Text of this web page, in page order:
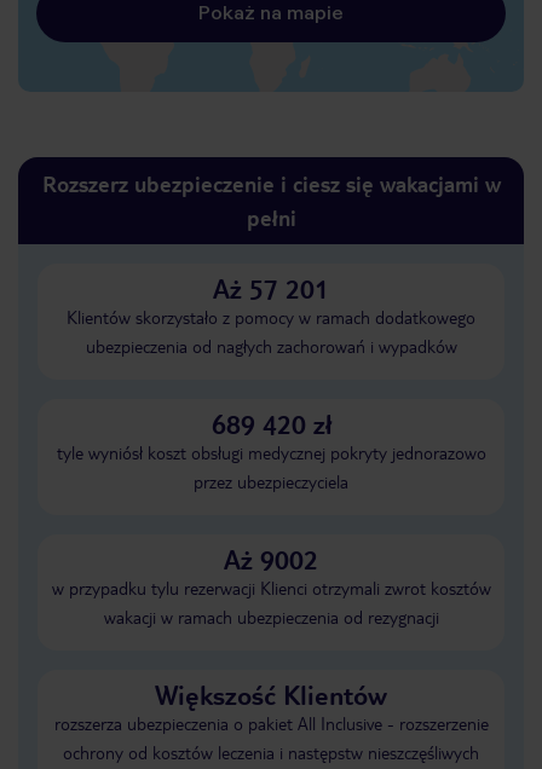
Pokaż na mapie
Rozszerz ubezpieczenie i ciesz się wakacjami w
pełni
Aż 57 201
Klientów skorzystało z pomocy w ramach dodatkowego
ubezpieczenia od nagłych zachorowań i wypadków
689 420 zł
tyle wyniósł koszt obsługi medycznej pokryty jednorazowo
przez ubezpieczyciela
Aż 9002
w przypadku tylu rezerwacji Klienci otrzymali zwrot kosztów
wakacji w ramach ubezpieczenia od rezygnacji
Większość Klientów
rozszerza ubezpieczenia o pakiet All Inclusive - rozszerzenie
ochrony od kosztów leczenia i następstw nieszczęśliwych